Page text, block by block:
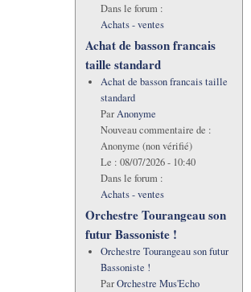
Dans le forum :
Achats - ventes
Achat de basson francais
taille standard
Achat de basson francais taille
standard
ParAnonyme
Nouveau commentaire de :
Anonyme (non vérifié)
Le : 08/07/2026 - 10:40
Dans le forum :
Achats - ventes
Orchestre Tourangeau son
futur Bassoniste !
Orchestre Tourangeau son futur
Bassoniste !
ParOrchestre Mus'Echo